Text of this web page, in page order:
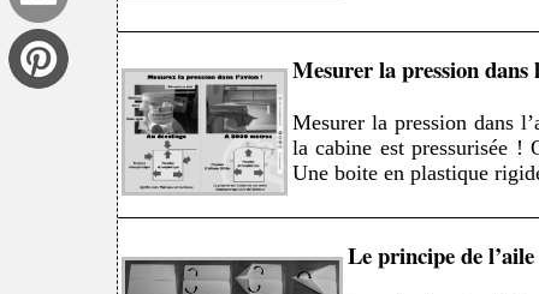
Mesurer la pression dans
Mesurer la pression dans
la cabine est pressurisée !
Une boite en plastique
Le principe de l’aile